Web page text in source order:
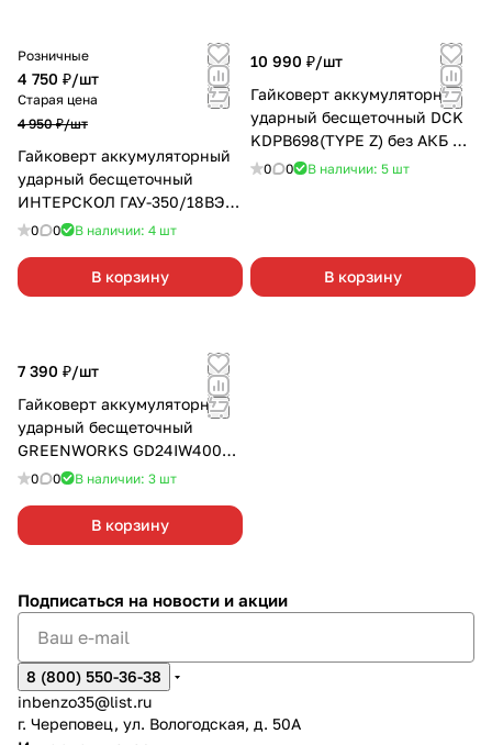
Розничные
4 750 ₽/шт
Старая цена
4 950 ₽/шт
Гайковерт аккумуляторный
ударный бесщеточный
ИНТЕРСКОЛ ГАУ-350/18ВЭ
без АКБ и З/У 1/2"
0 0 В наличии: 4 шт
В корзину
10 990 ₽/шт
Гайковерт аккумуляторный
ударный бесщеточный DCK
KDPB698(TYPE Z) без АКБ и
З/У 1/2"
0 0 В наличии: 5 шт
В корзину
7 390 ₽/шт
Гайковерт аккумуляторный
ударный бесщеточный
GREENWORKS GD24IW400
без АКБ и З/У 1/2"
0 0 В наличии: 3 шт
В корзину
Подписаться на новости и акции
8 (800) 550-36-38
inbenzo35@list.ru
г. Череповец, ул. Вологодская, д. 50А